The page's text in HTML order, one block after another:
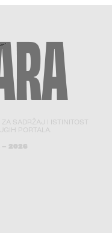
SADRŽAJ I ISTINITOST
PORTALA.
– 2026